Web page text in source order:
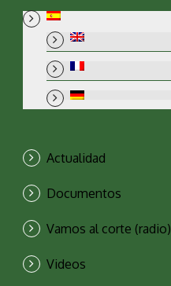
Actualidad
Documentos
Vamos al corte (radio)
Videos